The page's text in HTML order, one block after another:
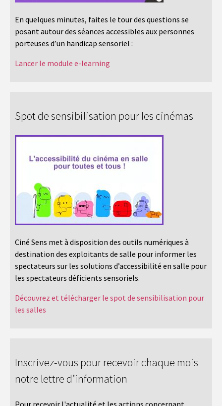
En quelques minutes, faites le tour des questions se
posant autour des séances accessibles aux personnes
porteuses d’un handicap sensoriel :
Lancer le module e-learning
Spot de sensibilisation pour les cinémas
Ciné Sens met à disposition des outils numériques à
destination des exploitants de salle pour informer les
spectateurs sur les solutions d’accessibilité en salle pour
les spectateurs déficients sensoriels.
Découvrez et télécharger le spot de sensibilisation pour
les salles
Inscrivez-vous pour recevoir chaque mois
notre lettre d’information
Pour recevoir l'actualité et les actions concernant